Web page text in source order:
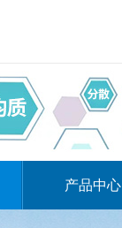
产品中心